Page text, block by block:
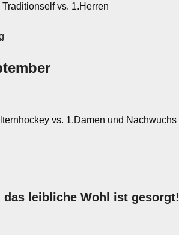
vs. 1.Herren
vs. 1.Damen und Nachwuchs
das leibliche Wohl ist gesorgt!